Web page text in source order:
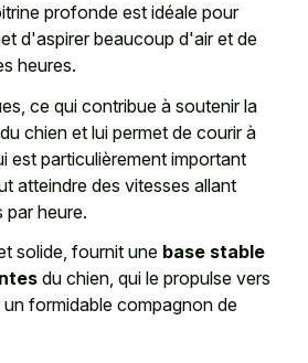
profonde est idéale pour
d'aspirer beaucoup d'air et de
heures.
ce qui contribue à soutenir la
chien et lui permet de courir à
est particulièrement important
atteindre des vitesses allant
par heure.
solide, fournit une base stable
du chien, qui le propulse vers
formidable compagnon de